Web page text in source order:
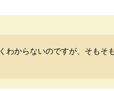
わからないのですが、そもそ